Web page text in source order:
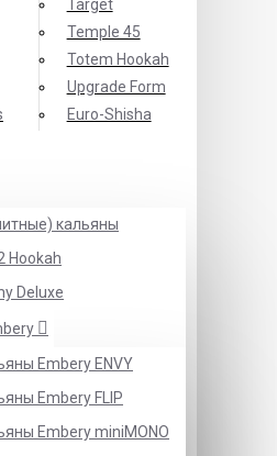
Target
Temple 45
Totem Hookah
Upgrade Form
Еuro-Shisha
кальяны
Hookah
Deluxe
Embery ENVY
Embery FLIP
Embery miniMONO